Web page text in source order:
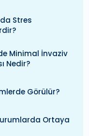
Stres
Minimal İnvaziv
Nedir?
Görülür?
Ortaya